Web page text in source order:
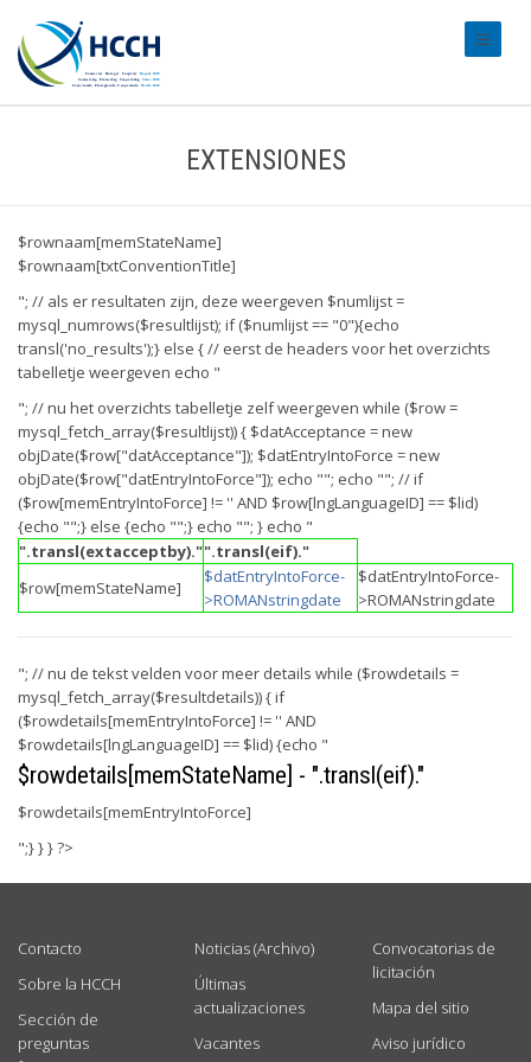
EXTENSIONES
$rownaam[memStateName]
$rownaam[txtConventionTitle]
"; // als er resultaten zijn, deze weergeven $numlijst =
mysql_numrows($resultlijst); if ($numlijst == "0"){echo
transl('no_results');} else { // eerst de headers voor het overzichts
tabelletje weergeven echo "
"; // nu het overzichts tabelletje zelf weergeven while ($row =
mysql_fetch_array($resultlijst)) { $datAcceptance = new
objDate($row["datAcceptance"]); $datEntryIntoForce = new
objDate($row["datEntryIntoForce"]); echo ""; echo ""; //if
($row[memEntryIntoForce] != '' AND $row[lngLanguageID] == $lid)
{echo "";} else {echo "";} echo ""; } echo "
".transl(extacceptby)."".transl(eif)."
$row[memStateName]
$datEntryIntoForce-
>ROMANstringdate
$datEntryIntoForce-
>ROMANstringdate
"; // nu de tekst velden voor meer details while ($rowdetails =
mysql_fetch_array($resultdetails)) { if
($rowdetails[memEntryIntoForce] != '' AND
$rowdetails[lngLanguageID] == $lid) {echo "
$rowdetails[memStateName] - ".transl(eif)."
$rowdetails[memEntryIntoForce]
";} } } ?>
Contacto
Sobre la HCCH
Sección de
preguntas
Noticias (Archivo)
Últimas
actualizaciones
Vacantes
Convocatorias de
licitación
Mapa del sitio
Aviso jurídico